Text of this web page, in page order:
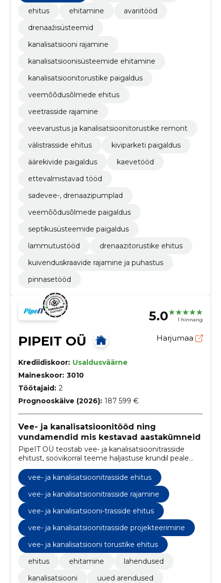
ehitus
ehitamine
avariitööd
drenaažisüsteemid
kanalisatsiooni rajamine
kanalisatsioonisüsteemide ehitamine
kanalisatsioonitorustike paigaldus
veemõõdusõlmede ehitus
veetrasside rajamine
veevarustus ja kanalisatsioonitorustike remont
välistrasside ehitus
kiviparketi paigaldus
äärekivide paigaldus
kaevetööd
ettevalmistavad tööd
sadevee-, drenaazipumplad
veemõõdusõlmede paigaldus
septikusüsteemide paigaldus
lammutustööd
drenaazitorustike ehitus
kuivenduskraavide rajamine ja puhastus
pinnasetööd
5.0 1 hinnang
PIPEIT OÜ Harjumaa
Krediidiskoor: Usaldusväärne
Maineskoor: 3010
Töötajaid: 2
Prognooskäive (2026): 187 599 €
Vee- ja kanalisatsioonitööd ning
vundamendid mis kestavad aastakümneid
PipeIT OÜ teostab vee- ja kanalisatsioonitrasside
ehitust, soovikorral teeme haljastuse krundil peale
koos kõigi kommunikatsioonidega ning teostame
erinevaid torutöid. Vajadusel teeme sulle projekti ja
ajame korda dokumentatsiooni kohaliku vee-
ettevõttega.
vee- ja kanalisatsioonitrasside ehitus
vee- ja kanalisatsioonitrasside rajamine
vee- ja kanalisatsiooni-trasside ehitus
vee- ja kanalisatsioonitrasside projekteerimine
vee- ja kanalisatsiooni torustike ehitus
ehitus
ehitamine
lahendused
kanalisatsiooni
uued arendused